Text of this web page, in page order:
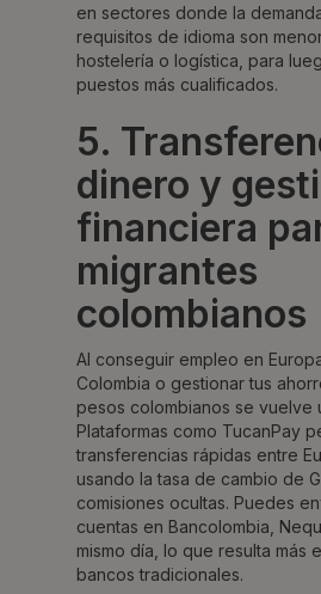
en sectores donde la
requisitos de idioma son
hostelería o logística, para
puestos más cualificados.
5.
dinero y
financiera
migrantes
colombianos
Al conseguir empleo en
Colombia o gestionar tus
pesos colombianos se vuelve
Plataformas como TucanPay
transferencias rápidas entre
usando la tasa de cambio de
comisiones ocultas. Puedes
cuentas en Bancolombia,
mismo día, lo que resulta más
bancos tradicionales.